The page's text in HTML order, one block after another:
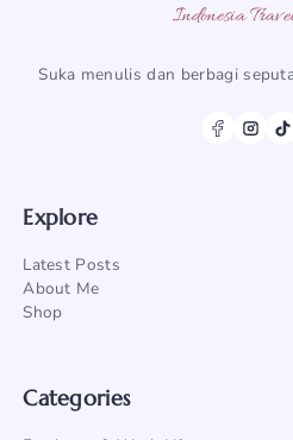
Indonesia
Suka menulis dan berbagi
Explore
Latest Posts
About Me
Shop
Categories